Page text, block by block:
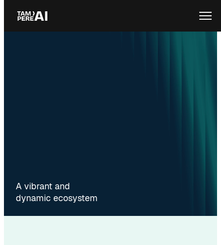
Skip
content
A vibrant and
dynamic ecosystem